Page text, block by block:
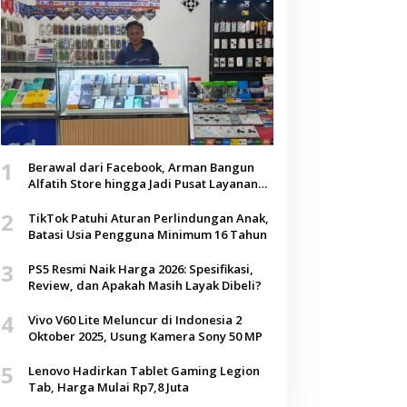
1
Berawal dari Facebook, Arman Bangun
Alfatih Store hingga Jadi Pusat Layanan
2
TikTok Patuhi Aturan Perlindungan Anak,
Batasi Usia Pengguna Minimum 16 Tahun
3
PS5 Resmi Naik Harga 2026: Spesifikasi,
Review, dan Apakah Masih Layak Dibeli?
4
Vivo V60 Lite Meluncur di Indonesia 2
Oktober 2025, Usung Kamera Sony 50 MP
5
Lenovo Hadirkan Tablet Gaming Legion
Tab, Harga Mulai Rp7,8 Juta